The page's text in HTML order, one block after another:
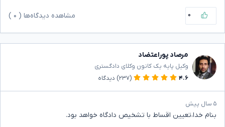
۰ مشاهده دیدگاه‌ها ( ۰
مرصاد پوراعتضاد
وکیل پایه یک کانون وکلای دادگستری
۴.۶
(۲۳۷) دیدگاه
۵ سال پیش
بنام خدا،تعیین اقساط با تشخیص دادگاه خواهد بود.